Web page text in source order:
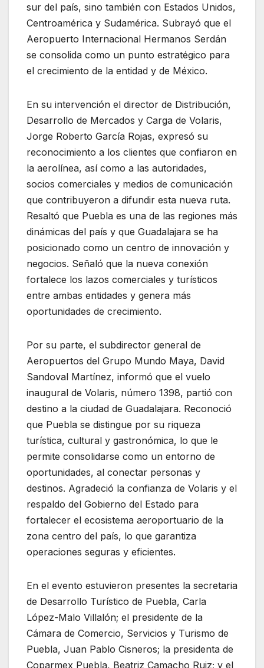
sur del país, sino también con Estados Unidos,
Centroamérica y Sudamérica. Subrayó que el
Aeropuerto Internacional Hermanos Serdán
se consolida como un punto estratégico para
el crecimiento de la entidad y de México.
En su intervención el director de Distribución,
Desarrollo de Mercados y Carga de Volaris,
Jorge Roberto García Rojas, expresó su
reconocimiento a los clientes que confiaron en
la aerolínea, así como a las autoridades,
socios comerciales y medios de comunicación
que contribuyeron a difundir esta nueva ruta.
Resaltó que Puebla es una de las regiones más
dinámicas del país y que Guadalajara se ha
posicionado como un centro de innovación y
negocios. Señaló que la nueva conexión
fortalece los lazos comerciales y turísticos
entre ambas entidades y genera más
oportunidades de crecimiento.
Por su parte, el subdirector general de
Aeropuertos del Grupo Mundo Maya, David
Sandoval Martínez, informó que el vuelo
inaugural de Volaris, número 1398, partió con
destino a la ciudad de Guadalajara. Reconoció
que Puebla se distingue por su riqueza
turística, cultural y gastronómica, lo que le
permite consolidarse como un entorno de
oportunidades, al conectar personas y
destinos. Agradeció la confianza de Volaris y el
respaldo del Gobierno del Estado para
fortalecer el ecosistema aeroportuario de la
zona centro del país, lo que garantiza
operaciones seguras y eficientes.
En el evento estuvieron presentes la secretaria
de Desarrollo Turístico de Puebla, Carla
López-Malo Villalón; el presidente de la
Cámara de Comercio, Servicios y Turismo de
Puebla, Juan Pablo Cisneros; la presidenta de
Coparmex Puebla, Beatriz Camacho Ruiz; y el